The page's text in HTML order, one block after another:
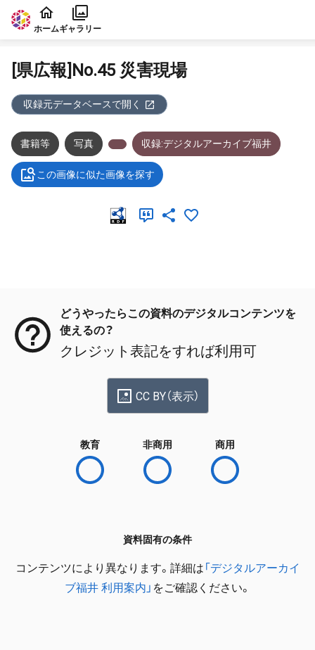
本文に飛ぶ
ホームギャラリー
[県広報]No.45 災害現場
収録元データベースで開く
書籍等 写真 収録:デジタルアーカイブ福井
この画像に似た画像を探す
どうやったらこの資料のデジタルコンテンツを
使えるの？
クレジット表記をすれば利用可
CC BY（表示）
教育 非商用 商用
資料固有の条件
コンテンツにより異なります。詳細は 「デジタルアーカイ
ブ福井 利用案内」 をご確認ください。